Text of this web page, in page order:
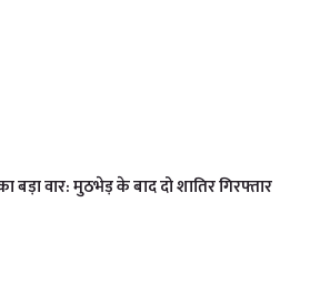
वार: मुठभेड़ के बाद दो शातिर गिरफ्तार